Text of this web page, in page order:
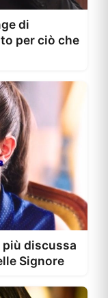
di
per ciò che
discussa
Signore